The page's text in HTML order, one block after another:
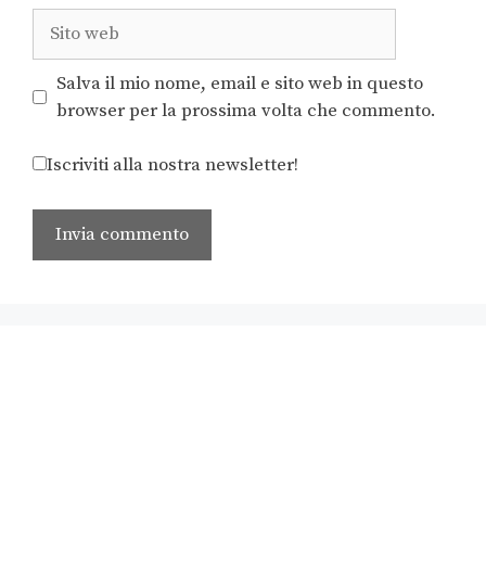
Salva il mio nome, email e sito web in questo
browser per la prossima volta che commento.
Iscriviti alla nostra newsletter!